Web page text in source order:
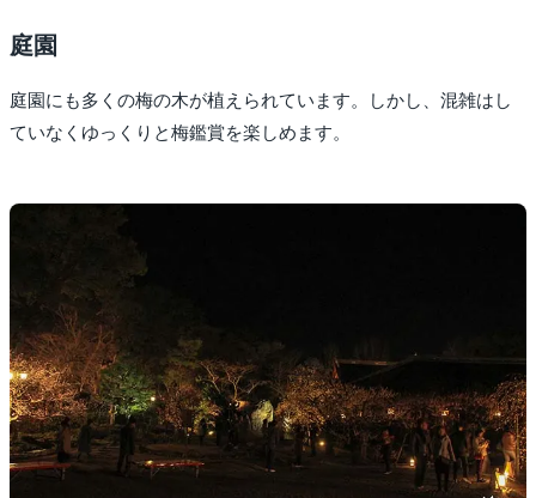
庭園
庭園にも多くの梅の木が植えられています。しかし、混雑はし
ていなくゆっくりと梅鑑賞を楽しめます。